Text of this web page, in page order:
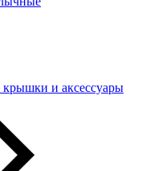
и аксессуары